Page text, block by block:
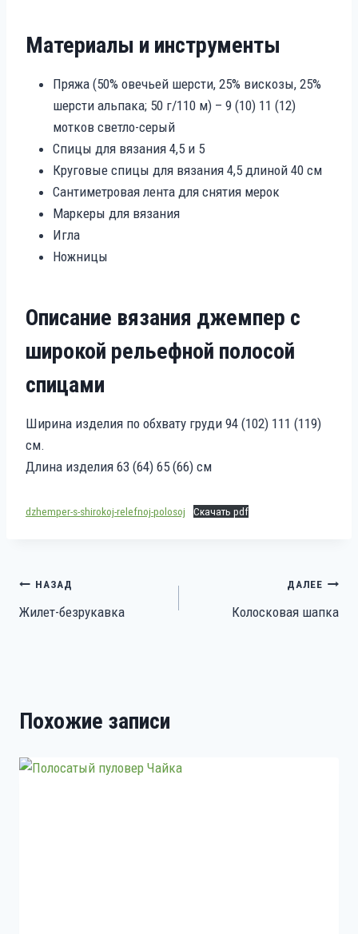
Материалы и инструменты
Пряжа (50% овечьей шерсти, 25% вискозы, 25%
шерсти альпака; 50 г/110 м) – 9 (10) 11 (12)
мотков светло-серый
Спицы для вязания 4,5 и 5
Круговые спицы для вязания 4,5 длиной 40 см
Сантиметровая лента для снятия мерок
Маркеры для вязания
Игла
Ножницы
Описание вязания джемпер с
широкой рельефной полосой
спицами
Ширина изделия по обхвату груди 94 (102) 111 (119)
см.
Длина изделия 63 (64) 65 (66) см
dzhemper-s-shirokoj-relefnoj-polosoj Скачать pdf
Навигация
по
НАЗАД
Жилет-безрукавка
ДАЛЕЕ
Колосковая шапка
Похожие записи